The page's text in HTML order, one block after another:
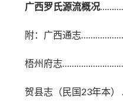
广西罗氏源流概况
附：广西通志
梧州府志
贺县志（民国23年本